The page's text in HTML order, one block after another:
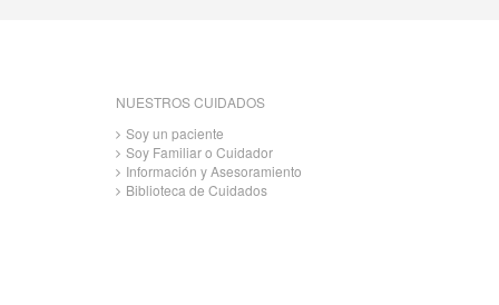
NUESTROS CUIDADOS
Soy un paciente
Soy Familiar o Cuidador
Información y Asesoramiento
Biblioteca de Cuidados